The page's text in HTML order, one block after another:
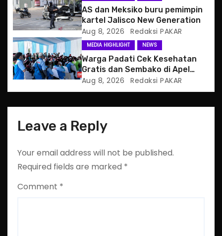
i
o
n
AS dan Meksiko buru pemimpin
kartel Jalisco New Generation
Aug 8, 2026 Redaksi PAKAR
MEDIA HIGHLIGHT NEWS
Warga Padati Cek Kesehatan
Gratis dan Sembako di Apel
Jaga Jakarta
Aug 8, 2026 Redaksi PAKAR
Leave a Reply
Your email address will not be published.
Required fields are marked *
Comment *